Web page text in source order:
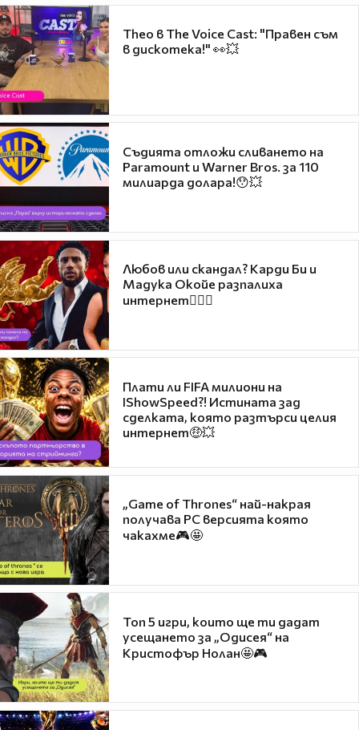
Theo в The Voice Cast: "Правен съм
в дискотека!" 👀💥
Съдията отложи сливането на
Paramount и Warner Bros. за 110
милиарда долара!😯💥
Любов или скандал? Карди Би и
Мадука Окойе разпалиха
интернет❤️‍🔥🔥
Плати ли FIFA милиони на
IShowSpeed?! Истината зад
сделката, която разтърси целия
интернет🤑💥
„Game of Thrones“ най-накрая
получава PC версията която
чакахме🎮🤩
Топ 5 игри, които ще ти дадат
усещането за „Одисея“ на
Кристофър Нолан🤩🎮